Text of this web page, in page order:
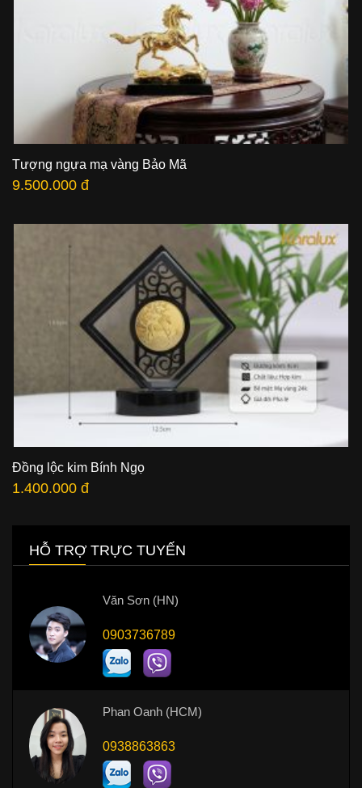
Tượng ngựa mạ vàng Bảo Mã
9.500.000 đ
Đồng lộc kim Bính Ngọ
1.400.000 đ
HỖ TRỢ TRỰC TUYẾN
Văn Sơn (HN)
0903736789
Phan Oanh (HCM)
0938863863